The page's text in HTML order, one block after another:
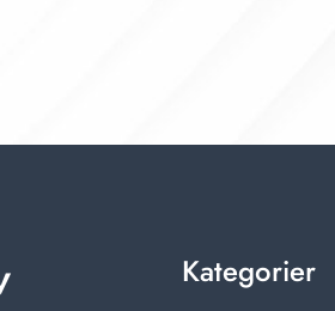
Kategorier